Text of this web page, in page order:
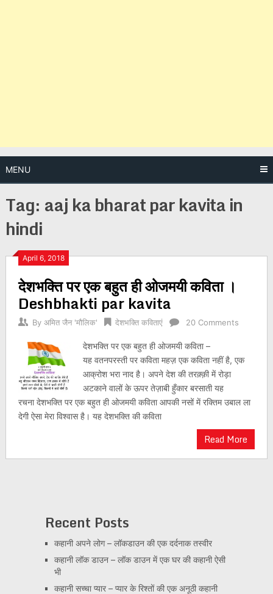
MENU
Tag: aaj ka bharat par kavita in
hindi
April 6, 2018
देशभक्ति पर एक बहुत ही ओजमयी कविता ।
Deshbhakti par kavita
By अमित जैन 'मौलिक' देशभक्ति कविताएं 20 Comments
देशभक्ति पर एक बहुत ही ओजमयी कविता –
यह वतनपरस्ती पर कविता महज़ एक कविता नहीं है, एक
आक्रोश भरा नाद है। अपने देश की तरक़्क़ी में रोड़ा
अटकाने वालों के ऊपर तेज़ाबी हुँकार बरसाती यह
रचना देशभक्ति पर एक बहुत ही ओजमयी कविता आपकी नसों में रक्तिम उबाल ला
देगी ऐसा मेरा विश्वास है। यह देशभक्ति की कविता
Read More
Posts
navigation
Recent Posts
कहानी अपने लोग – लॉकडाउन की एक दर्दनाक तस्वीर
कहानी लॉक डाउन – लॉक डाउन में एक घर की कहानी ऐसी
भी
कहानी सच्चा प्यार – प्यार के रिश्तों की एक अनूठी कहानी